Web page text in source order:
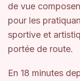
de vue
pour les
sportive et
portée de route.
En 18 minutes